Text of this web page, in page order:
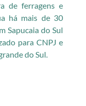
de ferragens e
há mais de 30
Sapucaia do Sul
para CNPJ e
do Sul.